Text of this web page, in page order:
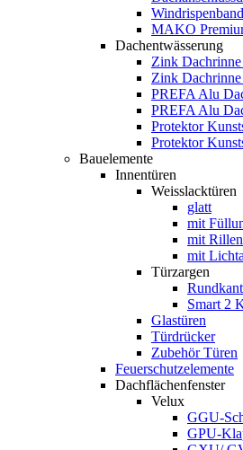
Windrispenband
MAKO
Dachentwässerung
Zink
Zink
PREFA Alu
PREFA Alu
Protektor
Protektor
Bauelemente
Innentüren
Weisslacktüren
glatt
mit
mit Rillen
mit
Türzargen
Smart 2
Glastüren
Türdrücker
Zubehör Türen
Feuerschutzelemente
Dachflächenfenster
Velux
GGU-
GPU-